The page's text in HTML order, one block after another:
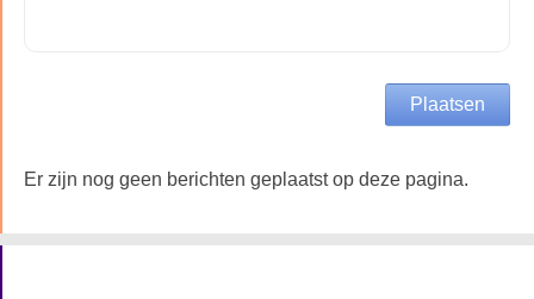
Er zijn nog geen berichten geplaatst op deze pagina.